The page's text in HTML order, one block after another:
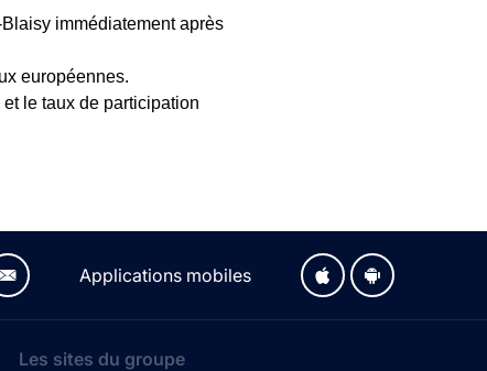
immédiatement après
européennes.
le taux de participation
Applications mobiles
Les sites du groupe